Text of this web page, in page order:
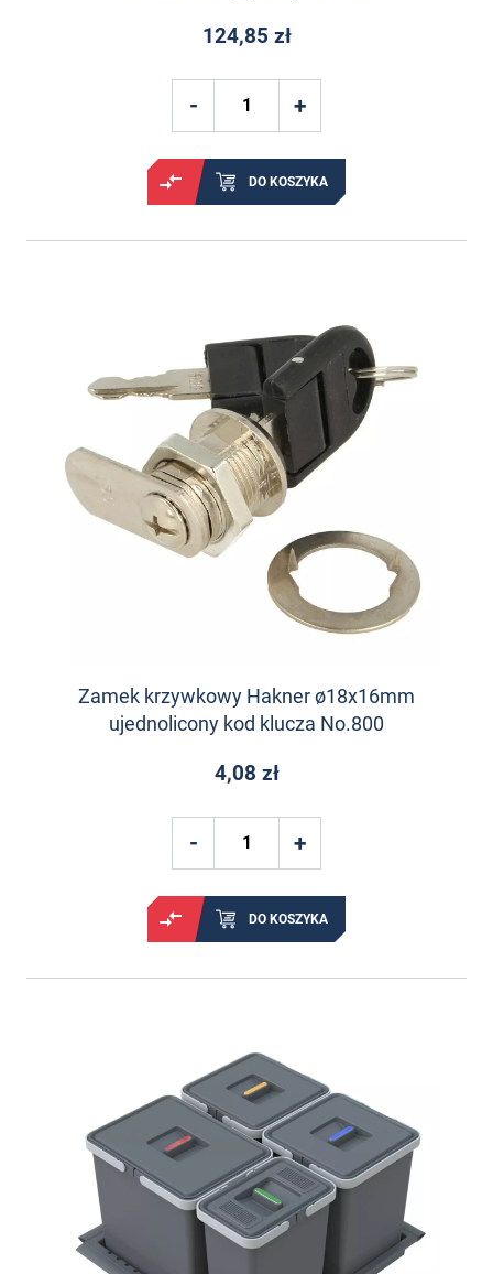
124,85 zł
DO KOSZYKA
Zamek krzywkowy Hakner ø18x16mm
ujednolicony kod klucza No.800
4,08 zł
DO KOSZYKA